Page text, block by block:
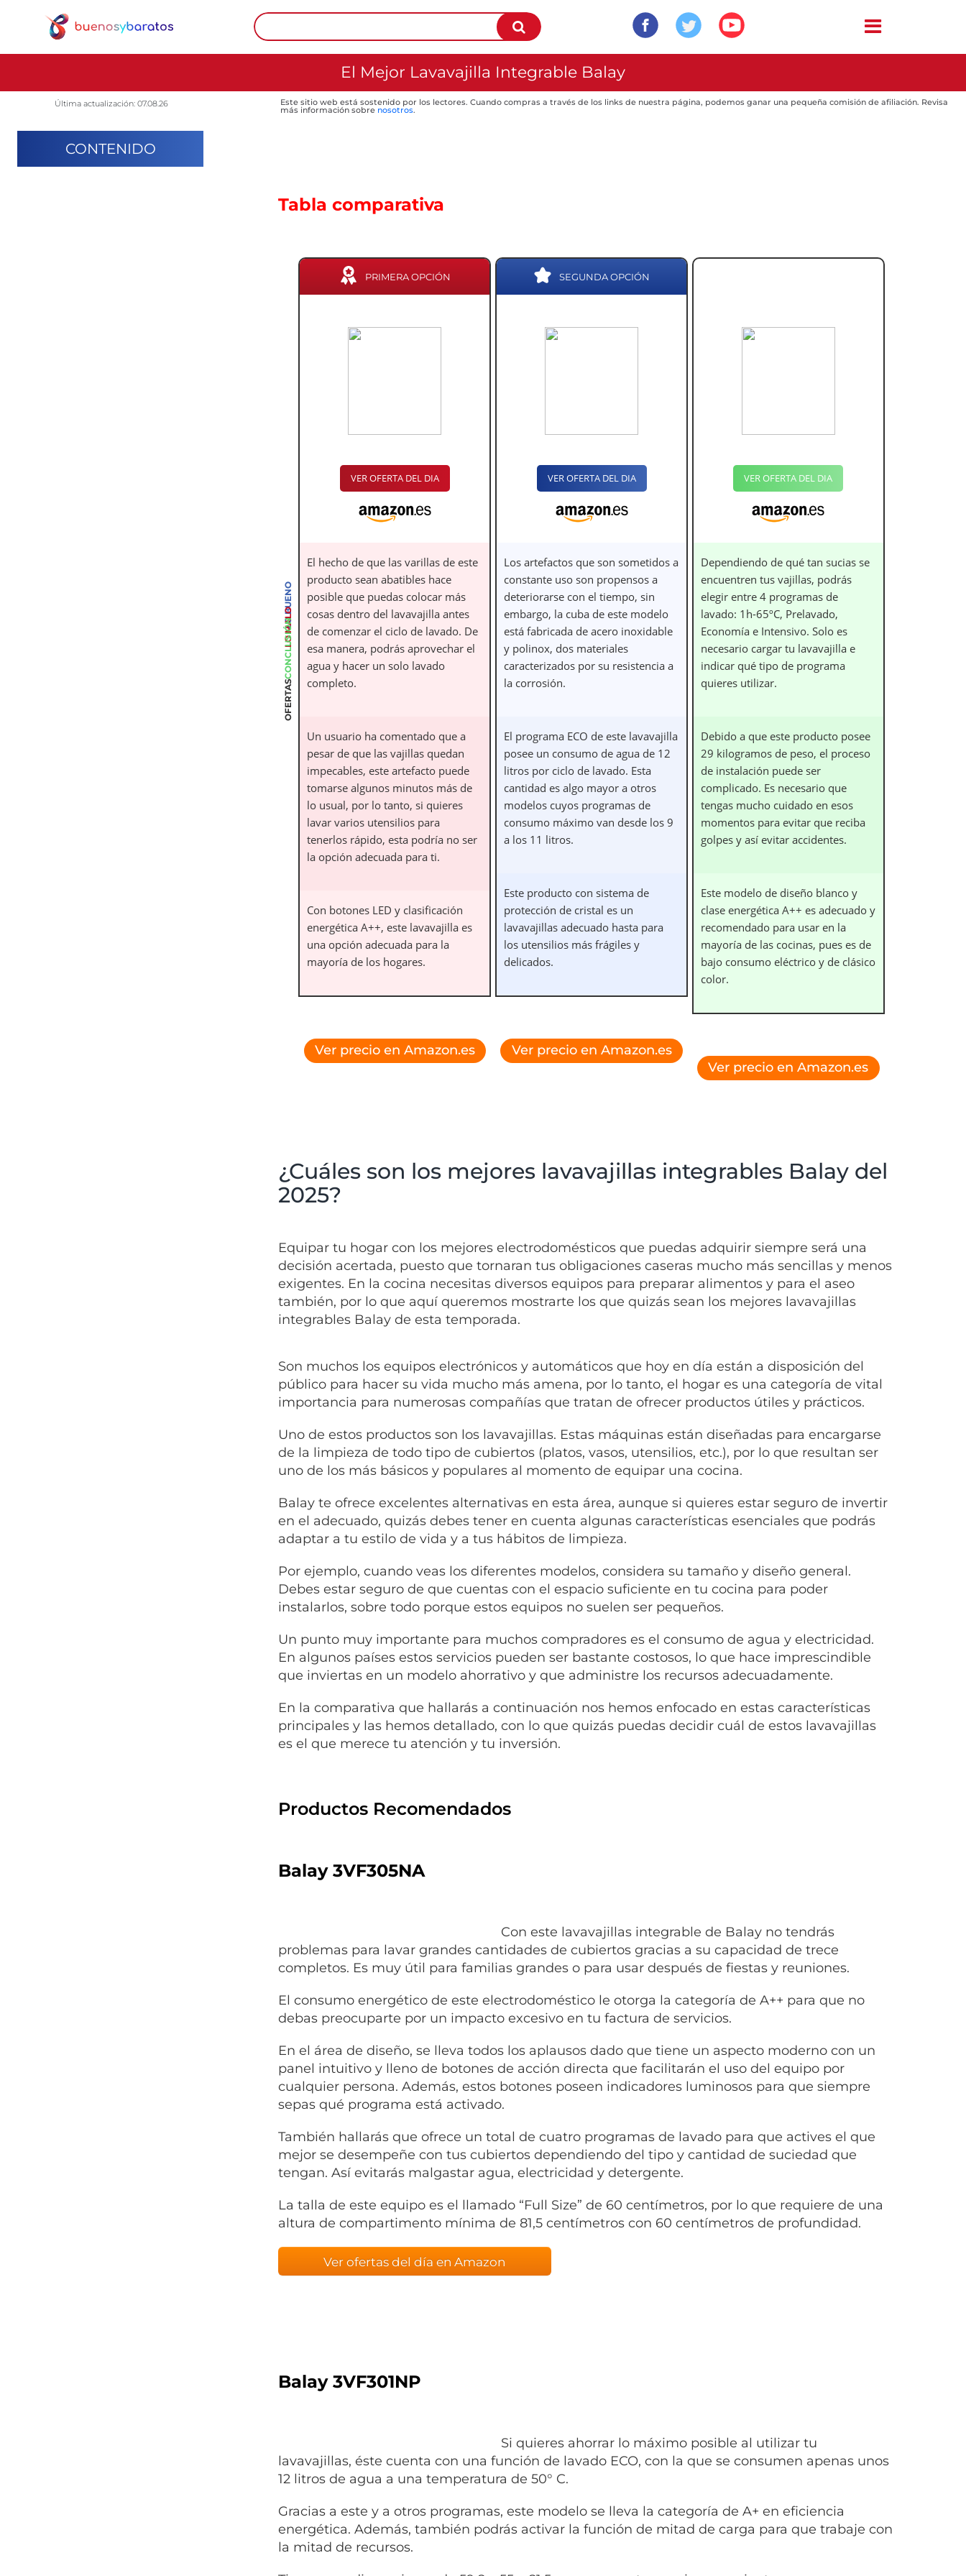
El Mejor Lavavajilla Integrable Balay
Última actualización: 07.08.26 Este sitio web está sostenido por los lectores. Cuando compras a través de los links de nuestra página, podemos ganar una pequeña comisión de afiliación. Revisa
más información sobre nosotros.
CONTENIDO
Tabla comparativa
LO BUENO
LO MALO
CONCLUSIÓN
OFERTAS
PRIMERA OPCIÓN
VER OFERTA DEL DIA
El hecho de que las varillas de este
producto sean abatibles hace
posible que puedas colocar más
cosas dentro del lavavajilla antes
de comenzar el ciclo de lavado. De
esa manera, podrás aprovechar el
agua y hacer un solo lavado
completo.
Un usuario ha comentado que a
pesar de que las vajillas quedan
impecables, este artefacto puede
tomarse algunos minutos más de
lo usual, por lo tanto, si quieres
lavar varios utensilios para
tenerlos rápido, esta podría no ser
la opción adecuada para ti.
Con botones LED y clasificación
energética A++, este lavavajilla es
una opción adecuada para la
mayoría de los hogares.
Ver precio en Amazon.es
SEGUNDA OPCIÓN
VER OFERTA DEL DIA
Los artefactos que son sometidos a
constante uso son propensos a
deteriorarse con el tiempo, sin
embargo, la cuba de este modelo
está fabricada de acero inoxidable
y polinox, dos materiales
caracterizados por su resistencia a
la corrosión.
El programa ECO de este lavavajilla
posee un consumo de agua de 12
litros por ciclo de lavado. Esta
cantidad es algo mayor a otros
modelos cuyos programas de
consumo máximo van desde los 9
a los 11 litros.
Este producto con sistema de
protección de cristal es un
lavavajillas adecuado hasta para
los utensilios más frágiles y
delicados.
Ver precio en Amazon.es
VER OFERTA DEL DIA
Dependiendo de qué tan sucias se
encuentren tus vajillas, podrás
elegir entre 4 programas de
lavado: 1h-65ºC, Prelavado,
Economía e Intensivo. Solo es
necesario cargar tu lavavajilla e
indicar qué tipo de programa
quieres utilizar.
Debido a que este producto posee
29 kilogramos de peso, el proceso
de instalación puede ser
complicado. Es necesario que
tengas mucho cuidado en esos
momentos para evitar que reciba
golpes y así evitar accidentes.
Este modelo de diseño blanco y
clase energética A++ es adecuado y
recomendado para usar en la
mayoría de las cocinas, pues es de
bajo consumo eléctrico y de clásico
color.
Ver precio en Amazon.es
¿Cuáles son los mejores lavavajillas integrables Balay del
2025?
Equipar tu hogar con los mejores electrodomésticos que puedas adquirir siempre será una
decisión acertada, puesto que tornaran tus obligaciones caseras mucho más sencillas y menos
exigentes. En la cocina necesitas diversos equipos para preparar alimentos y para el aseo
también, por lo que aquí queremos mostrarte los que quizás sean los mejores lavavajillas
integrables Balay de esta temporada.
Son muchos los equipos electrónicos y automáticos que hoy en día están a disposición del
público para hacer su vida mucho más amena, por lo tanto, el hogar es una categoría de vital
importancia para numerosas compañías que tratan de ofrecer productos útiles y prácticos.
Uno de estos productos son los lavavajillas. Estas máquinas están diseñadas para encargarse
de la limpieza de todo tipo de cubiertos (platos, vasos, utensilios, etc.), por lo que resultan ser
uno de los más básicos y populares al momento de equipar una cocina.
Balay te ofrece excelentes alternativas en esta área, aunque si quieres estar seguro de invertir
en el adecuado, quizás debes tener en cuenta algunas características esenciales que podrás
adaptar a tu estilo de vida y a tus hábitos de limpieza.
Por ejemplo, cuando veas los diferentes modelos, considera su tamaño y diseño general.
Debes estar seguro de que cuentas con el espacio suficiente en tu cocina para poder
instalarlos, sobre todo porque estos equipos no suelen ser pequeños.
Un punto muy importante para muchos compradores es el consumo de agua y electricidad.
En algunos países estos servicios pueden ser bastante costosos, lo que hace imprescindible
que inviertas en un modelo ahorrativo y que administre los recursos adecuadamente.
En la comparativa que hallarás a continuación nos hemos enfocado en estas características
principales y las hemos detallado, con lo que quizás puedas decidir cuál de estos lavavajillas
es el que merece tu atención y tu inversión.
Productos Recomendados
Balay 3VF305NA
Con este lavavajillas integrable de Balay no tendrás
problemas para lavar grandes cantidades de cubiertos gracias a su capacidad de trece
completos. Es muy útil para familias grandes o para usar después de fiestas y reuniones.
El consumo energético de este electrodoméstico le otorga la categoría de A++ para que no
debas preocuparte por un impacto excesivo en tu factura de servicios.
En el área de diseño, se lleva todos los aplausos dado que tiene un aspecto moderno con un
panel intuitivo y lleno de botones de acción directa que facilitarán el uso del equipo por
cualquier persona. Además, estos botones poseen indicadores luminosos para que siempre
sepas qué programa está activado.
También hallarás que ofrece un total de cuatro programas de lavado para que actives el que
mejor se desempeñe con tus cubiertos dependiendo del tipo y cantidad de suciedad que
tengan. Así evitarás malgastar agua, electricidad y detergente.
La talla de este equipo es el llamado “Full Size” de 60 centímetros, por lo que requiere de una
altura de compartimento mínima de 81,5 centímetros con 60 centímetros de profundidad.
Ver ofertas del día en Amazon
Balay 3VF301NP
Si quieres ahorrar lo máximo posible al utilizar tu
lavavajillas, éste cuenta con una función de lavado ECO, con la que se consumen apenas unos
12 litros de agua a una temperatura de 50° C.
Gracias a este y a otros programas, este modelo se lleva la categoría de A+ en eficiencia
energética. Además, también podrás activar la función de mitad de carga para que trabaje con
la mitad de recursos.